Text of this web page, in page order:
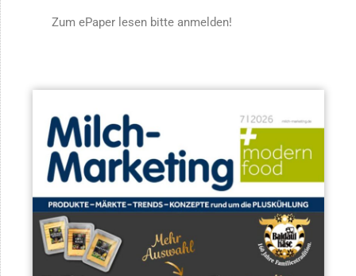
Zum ePaper lesen bitte anmelden!